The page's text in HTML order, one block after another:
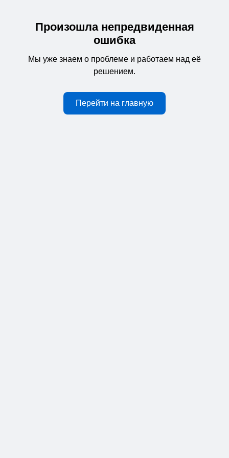
Произошла непредвиденная
ошибка
Мы уже знаем о проблеме и работаем над её
решением.
Перейти на главную